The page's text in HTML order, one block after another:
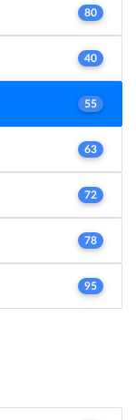
80
40
55
63
72
78
95